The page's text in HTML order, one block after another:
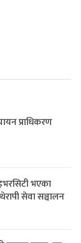
प्राधिकरण
भएका
सेवा सञ्चालन